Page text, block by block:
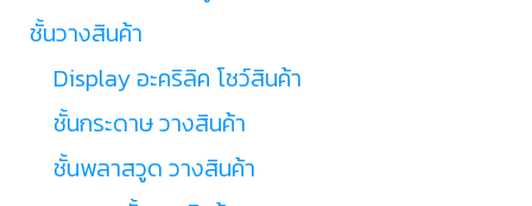
ชั้นวางสินค้า
Display อะคริลิค โชว์สินค้า
ชั้นกระดาษ วางสินค้า
ชั้นพลาสวูด วางสินค้า